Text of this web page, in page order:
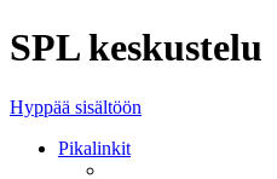
SPL keskustelu
Hyppää sisältöön
Pikalinkit